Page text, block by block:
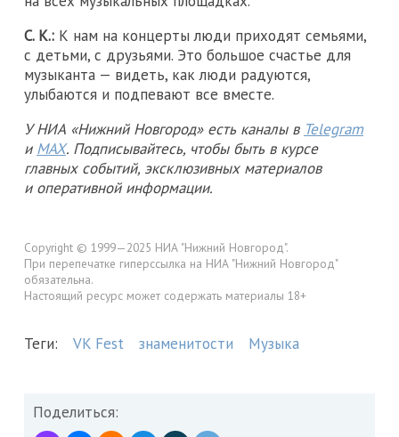
С. К.: К нам на концерты люди приходят семьями,
с детьми, с друзьями. Это большое счастье для
музыканта — видеть, как люди радуются,
улыбаются и подпевают все вместе.
У НИА «Нижний Новгород» есть каналы в Telegram
и MAX. Подписывайтесь, чтобы быть в курсе
главных событий, эксклюзивных материалов
и оперативной информации.
Copyright © 1999—2025 НИА "Нижний Новгород".
При перепечатке гиперссылка на НИА "Нижний Новгород"
обязательна.
Настоящий ресурс может содержать материалы 18+
Теги: VK Fest знаменитости Музыка
Поделиться: